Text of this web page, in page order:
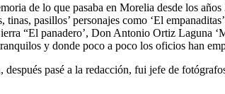
de lo que pasaba en Morelia desde los
pasillos’ personajes como ‘El
“El panadero’, Don Antonio Ortiz Laguna
y donde poco a poco los oficios han
pasé a la redacción, fui jefe de